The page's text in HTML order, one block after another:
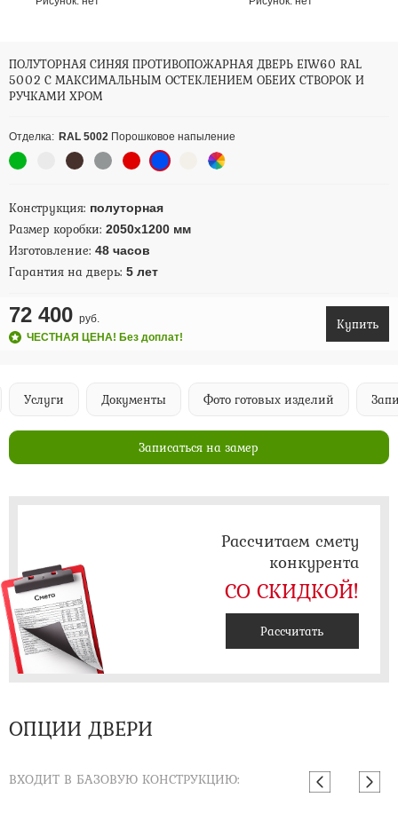
ПОЛУТОРНАЯ СИНЯЯ ПРОТИВОПОЖАРНАЯ ДВЕРЬ EIW60 RAL
5002 С МАКСИМАЛЬНЫМ ОСТЕКЛЕНИЕМ ОБЕИХ СТВОРОК И
РУЧКАМИ ХРОМ
Отделка: RAL 5002 Порошковое напыление
Конструкция: полуторная
Размер коробки: 2050х1200 мм
Изготовление: 48 часов
Гарантия на дверь: 5 лет
72 400 руб.
ЧЕСТНАЯ ЦЕНА! Без доплат!
Купить
Услуги Документы Фото готовых изделий
Записаться на замер
Рассчитаем смету
конкурента
СО СКИДКОЙ!
Рассчитать
ОПЦИИ ДВЕРИ
ВХОДИТ В БАЗОВУЮ КОНСТРУКЦИЮ: